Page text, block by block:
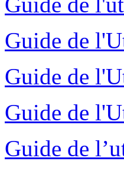
Guide de
Guide de
Guide de
Guide de